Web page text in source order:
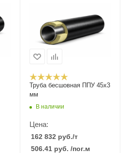
Труба бесшовная ППУ 45х3
мм
В наличии
Цена:
162 832 руб./т
506.41 руб. /пог.м